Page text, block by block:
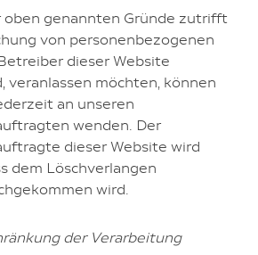
oben genannten Gründe zutrifft
von personenbezogenen
dieser Website
veranlassen möchten, können
an unseren
wenden. Der
dieser Website wird
dem Löschverlangen
wird.
der Verarbeitung